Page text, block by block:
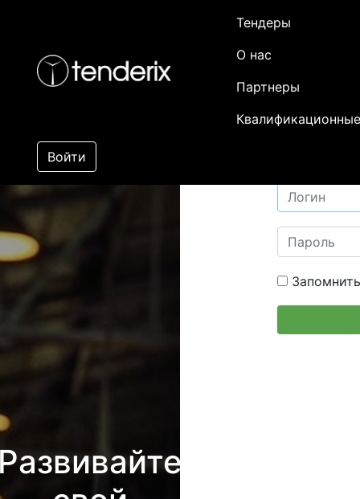
Тендеры
О нас
Партнеры
Войти